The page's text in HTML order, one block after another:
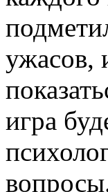
ужасов,
игра